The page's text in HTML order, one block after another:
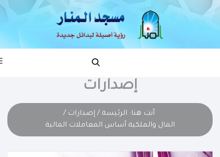
إصدارات
أنت هنا: الرئيسة / إصدارات /
المال والملكية أساس المعاملات المالية